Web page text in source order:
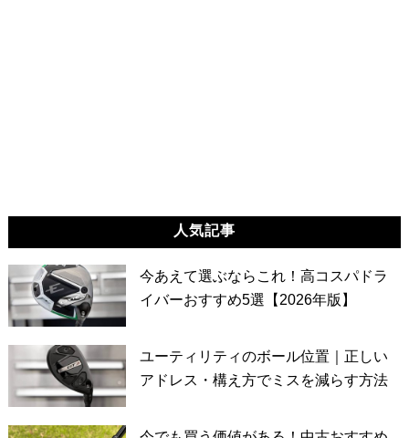
人気記事
今あえて選ぶならこれ！高コスパドラ
イバーおすすめ5選【2026年版】
ユーティリティのボール位置｜正しい
アドレス・構え方でミスを減らす方法